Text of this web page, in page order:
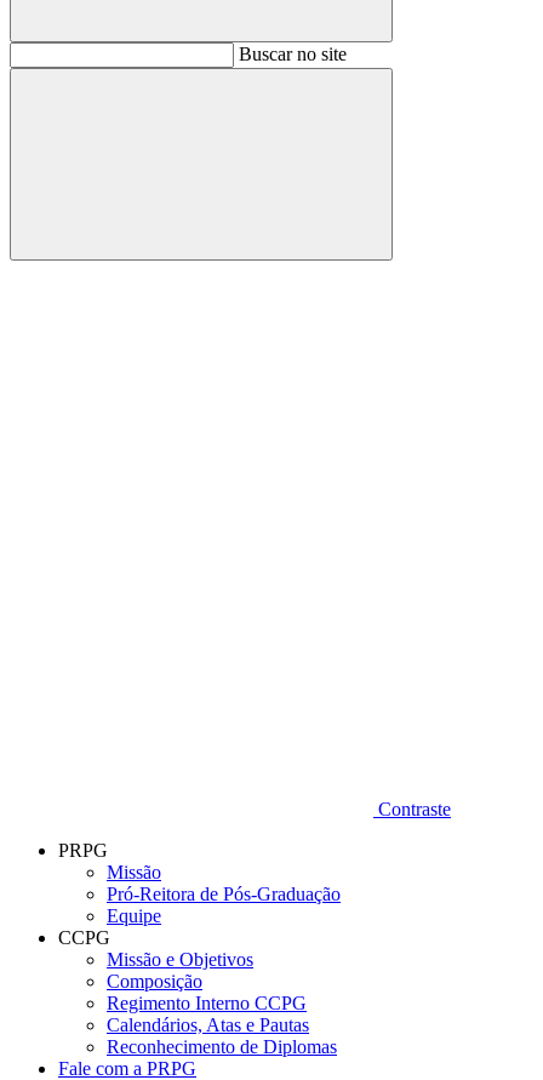
BuscarBuscar no site
Buscar
Contraste
PRPG
Missão
Pró-Reitora de Pós-Graduação
Equipe
CCPG
Missão e Objetivos
Composição
Regimento Interno CCPG
Calendários, Atas e Pautas
Reconhecimento de Diplomas
Fale com a PRPG